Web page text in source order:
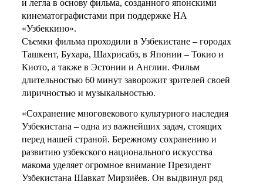
и легла в основу фильма, созданного японскими
кинематографистами при поддержке НА
«Узбеккино».
Съемки фильма проходили в Узбекистане – городах
Ташкент, Бухара, Шахрисабз, в Японии – Токио и
Киото, а также в Эстонии и Англии. Фильм
длительностью 60 минут заворожит зрителей своей
лиричностью и музыкальностью.
«Сохранение многовекового культурного наследия
Узбекистана – одна из важнейших задач, стоящих
перед нашей страной. Бережному сохранению и
развитию узбекского национального искусства
макома уделяет огромное внимание Президент
Узбекистана Шавкат Мирзиёев. Он выдвинул ряд